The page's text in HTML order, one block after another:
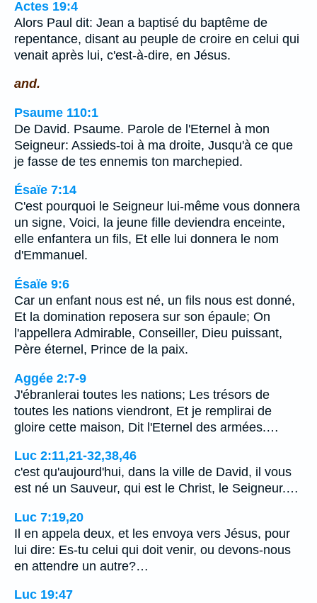
Actes 19:4
Alors Paul dit: Jean a baptisé du baptême de
repentance, disant au peuple de croire en celui qui
venait après lui, c'est-à-dire, en Jésus.
and.
Psaume 110:1
De David. Psaume. Parole de l'Eternel à mon
Seigneur: Assieds-toi à ma droite, Jusqu'à ce que
je fasse de tes ennemis ton marchepied.
Ésaïe 7:14
C'est pourquoi le Seigneur lui-même vous donnera
un signe, Voici, la jeune fille deviendra enceinte,
elle enfantera un fils, Et elle lui donnera le nom
d'Emmanuel.
Ésaïe 9:6
Car un enfant nous est né, un fils nous est donné,
Et la domination reposera sur son épaule; On
l'appellera Admirable, Conseiller, Dieu puissant,
Père éternel, Prince de la paix.
Aggée 2:7-9
J'ébranlerai toutes les nations; Les trésors de
toutes les nations viendront, Et je remplirai de
gloire cette maison, Dit l'Eternel des armées.…
Luc 2:11,21-32,38,46
c'est qu'aujourd'hui, dans la ville de David, il vous
est né un Sauveur, qui est le Christ, le Seigneur.…
Luc 7:19,20
Il en appela deux, et les envoya vers Jésus, pour
lui dire: Es-tu celui qui doit venir, ou devons-nous
en attendre un autre?…
Luc 19:47